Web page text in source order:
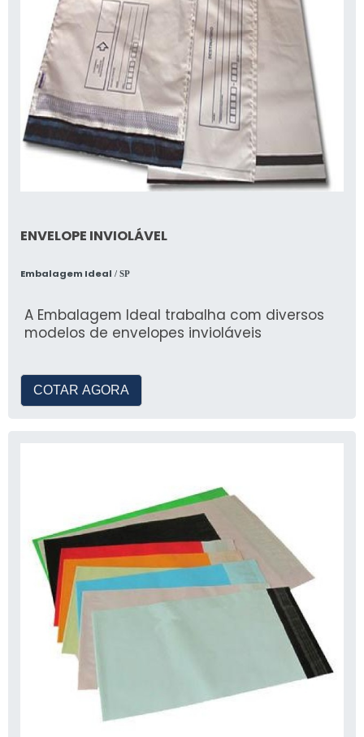
ENVELOPE INVIOLÁVEL
Embalagem Ideal / SP
A Embalagem Ideal trabalha com diversos
modelos de envelopes invioláveis
COTAR AGORA